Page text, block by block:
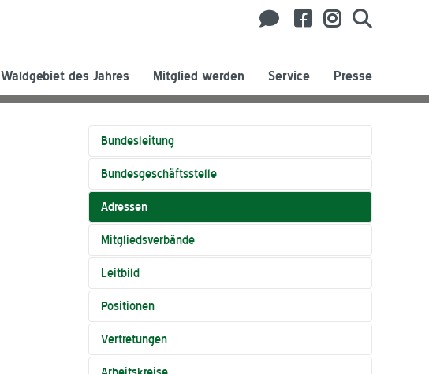
Waldgebiet des Jahres Mitglied werden Service Presse
Bundesleitung
Bundesgeschäftsstelle
Adressen
Mitgliedsverbände
Leitbild
Positionen
Vertretungen